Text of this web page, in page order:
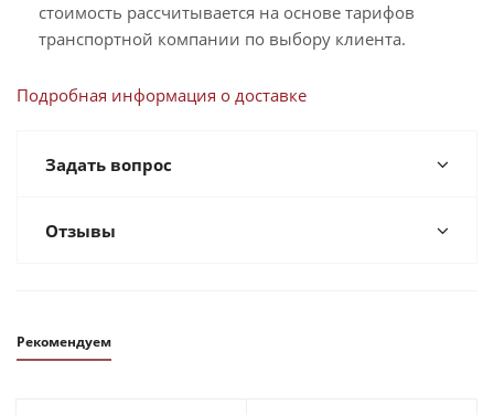
стоимость рассчитывается на основе тарифов
транспортной компании по выбору клиента.
Подробная информация о доставке
Задать вопрос
Отзывы
Рекомендуем